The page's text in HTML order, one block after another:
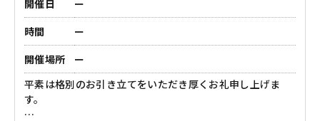
学いただけるこの機会に、是非ご来場ください。
皆さまのお越しを、スタッフ一同、心よりお待ちいたして
おります。
開催日
ー
時間
ー
開催場所
ー
平素は格別のお引き立てをいただき厚くお礼申し上げま
す。